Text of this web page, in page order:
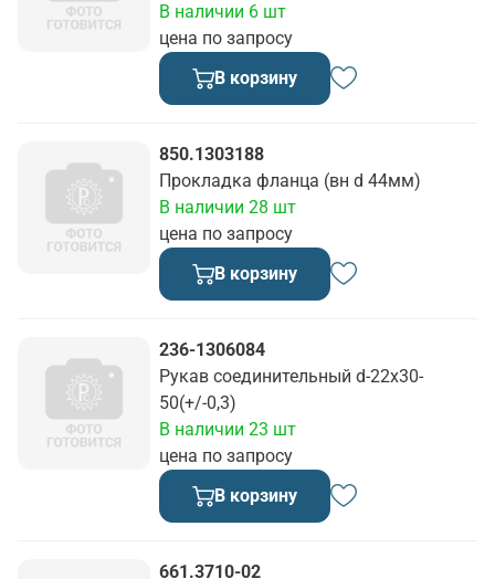
цена по запросу
В наличии 6 шт
В корзину
850.1303188
Прокладка фланца (вн d 44мм)
цена по запросу
В наличии 28 шт
В корзину
236-1306084
Рукав соединительный d-22х30-
50(+/-0,3)
цена по запросу
В наличии 23 шт
В корзину
661.3710-02